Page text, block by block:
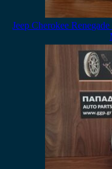
Jeep Cherokee